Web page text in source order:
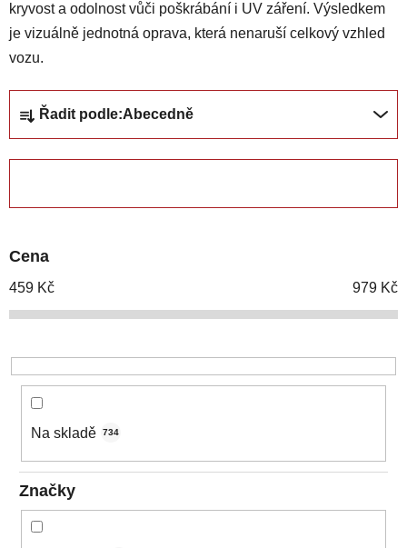
kryvost a odolnost vůči poškrábání i UV záření. Výsledkem
je vizuálně jednotná oprava, která nenaruší celkový vzhled
vozu.
r
o
d
k
Řadit podle:Abecedně
Cena
459 Kč 979 Kč
Na skladě 734
Značky